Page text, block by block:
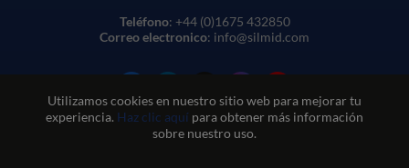
Utilizamos cookies en nuestro sitio web para mejorar tu
experiencia. Haz clic aquí para obtener más información
sobre nuestro uso.
Teléfono: +44 (0)1675 432850
Correo electronico: info@silmid.com